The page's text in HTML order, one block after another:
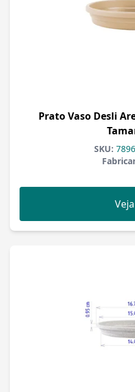
Prato Vaso Desli
SKU: